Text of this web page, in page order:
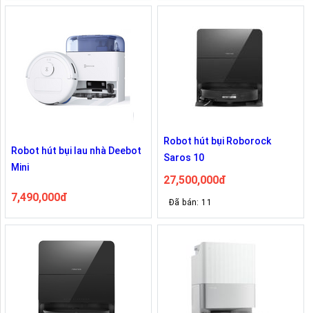
Robot hút bụi lau nhà Deebot
Mini
7,490,000đ
Robot hút bụi Roborock
Saros 10
27,500,000đ
Đã bán: 11